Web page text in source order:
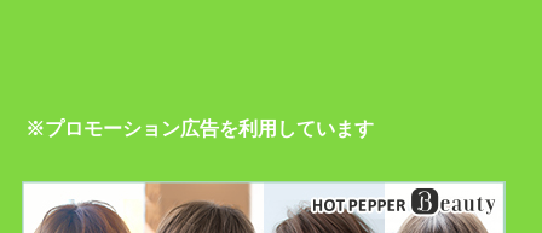
※プロモーション広告を利用しています